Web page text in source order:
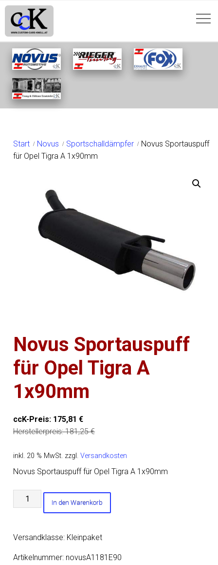
SHOP
Start Novus Sportschalldämpfer
Novus Sportauspuff
für Opel Tigra A 1x90mm
Novus Sportauspuff
für Opel Tigra A
1x90mm
ccK-Preis: 175,81€
Herstellerpreis:181,25€
inkl. 20 % MwSt. zzgl.Versandkosten
Novus Sportauspuff für Opel Tigra A 1x90mm
Novus
Sportauspuff
Opel
A
In den Warenkorb
Versandklasse: Kleinpaket
Artikelnummer: novusA1181E90